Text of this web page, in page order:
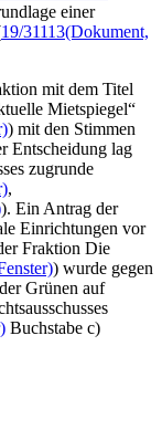
einer
19/31113(Dokument,
mit dem Titel
Mietspiegel“
) mit den Stimmen
Entscheidung lag
zugrunde
,
). Ein Antrag der
Einrichtungen vor
Fraktion Die
) wurde gegen
Grünen auf
Buchstabe c)